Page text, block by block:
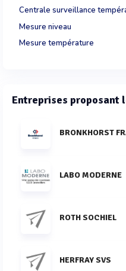
Centrale surveillance
Mesure niveau
Mesure température
Entreprises proposant
BRONKHORST
LABO MODERNE
ROTH SOCHIEL
HERFRAY SVS